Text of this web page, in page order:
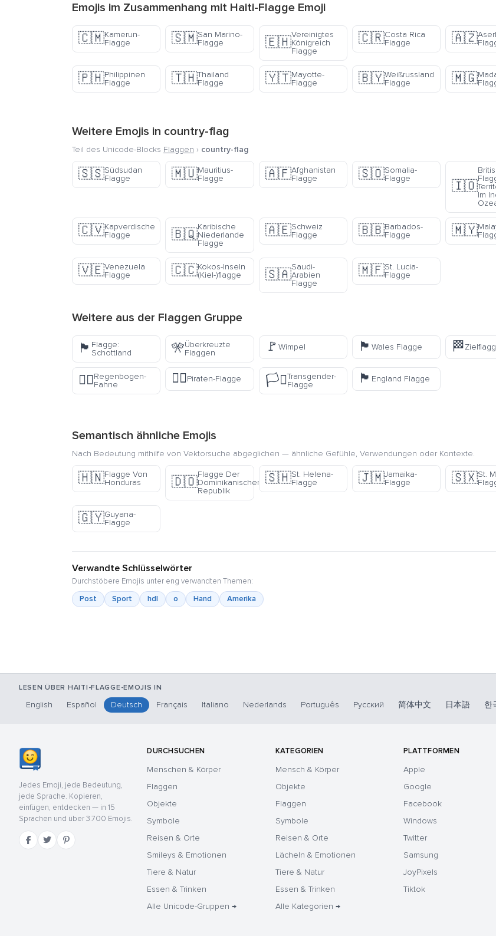
Emojis im Zusammenhang mit Haiti-Flagge Emoji
🇨🇲Kamerun-
Flagge
🇸🇲San Marino-
Flagge
🇪🇭
Vereinigtes
Königreich
Flagge
🇨🇷Costa Rica
Flagge
🇦🇿
🇵🇭Philippinen
Flagge
🇹🇭Thailand
Flagge
🇾🇹Mayotte-
Flagge
🇧🇾Weißrussland
Flagge
🇲🇬
Weitere Emojis in country-flag
Teil des Unicode-Blocks Flaggen › country-flag
🇸🇸Südsudan
Flagge
🇲🇺Mauritius-
Flagge
🇦🇫Afghanistan
Flagge
🇸🇴Somalia-
Flagge
🇮🇴
Im
🇨🇻Kapverdische
Flagge
🇧🇶
Karibische
Niederlande
Flagge
🇦🇪Schweiz
Flagge
🇧🇧Barbados-
Flagge
🇲🇾
🇻🇪Venezuela
Flagge
🇨🇨Kokos-Inseln
(Kiel-)flagge
🇸🇦
Saudi-
Arabien
Flagge
🇲🇫St. Lucia-
Flagge
Weitere aus der Flaggen Gruppe
🏴󠁧󠁢󠁳󠁣󠁴󠁿 Flagge:
Schottland
🎌Überkreuzte
Flaggen
🚩 Wimpel 🏴󠁧󠁢󠁷󠁬󠁳󠁿 Wales Flagge 🏁
🏳️‍🌈Regenbogen-
Fahne
🏴‍☠️Piraten-Flagge 🏳️‍⚧️Transgender-
Flagge
🏴󠁧󠁢󠁥󠁮󠁧󠁿 England Flagge
Semantisch ähnliche Emojis
Nach Bedeutung mithilfe von Vektorsuche abgeglichen — ähnliche Gefühle, Verwendungen oder Kontexte.
🇭🇳Flagge Von
Honduras
🇩🇴
Flagge Der
Dominikanischen
Republik
🇸🇭St. Helena-
Flagge
🇯🇲Jamaika-
Flagge
🇸🇽St.
🇬🇾Guyana-
Flagge
Verwandte Schlüsselwörter
Durchstöbere Emojis unter eng verwandten Themen:
Post
Sport hdl o Hand Amerika
LESEN ÜBER HAITI-FLAGGE-EMOJIS IN
English Español Deutsch Français Italiano Nederlands Português Русский 简体中文 日本語 한
Jedes Emoji, jede Bedeutung,
jede Sprache. Kopieren,
einfügen, entdecken — in 15
Sprachen und über 3.700 Emojis.
DURCHSUCHEN
Menschen & Körper
Flaggen
Objekte
Symbole
Reisen & Orte
Smileys & Emotionen
Tiere & Natur
Essen & Trinken
Alle Unicode-Gruppen →
KATEGORIEN
Mensch & Körper
Objekte
Flaggen
Symbole
Reisen & Orte
Lächeln & Emotionen
Tiere & Natur
Essen & Trinken
Alle Kategorien →
PLATTFORMEN
Apple
Google
Facebook
Windows
Twitter
Samsung
JoyPixels
Tiktok